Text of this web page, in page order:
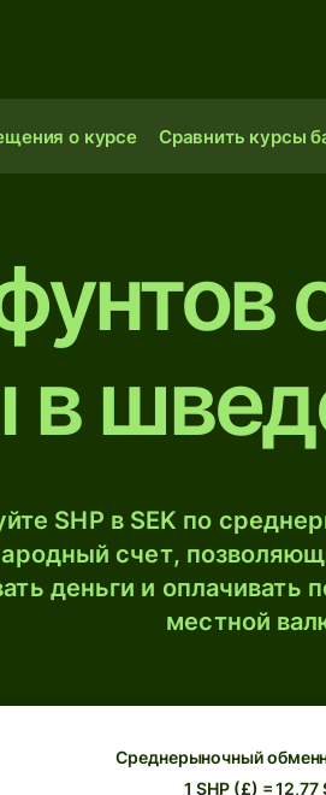
о курсе Сравнить курсы
в
SHP в SEK по
счет,
деньги и оплачивать
местной
Среднерыночный
1 SHP (£) = 12,77